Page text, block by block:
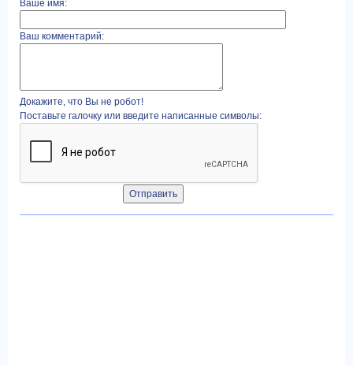
Ваше имя:
Ваш комментарий:
Докажите, что Вы не робот!
Поставьте галочку или введите написанные символы: